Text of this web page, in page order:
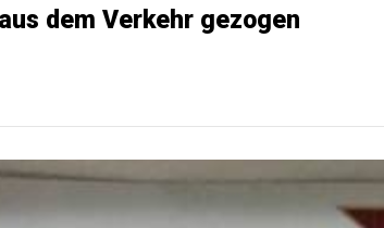
dem Verkehr gezogen